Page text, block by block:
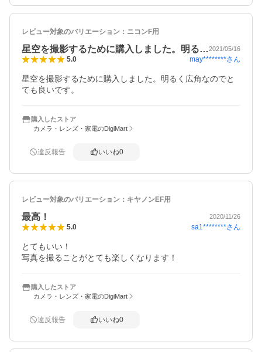
レビュー対象のバリエーション： ニコンF用
星空を撮影するために購入しました。明る…2021/05/16
5.0 may********さん
星空を撮影するために購入しました。明るく広角なのでと
ても良いです。
購入したストア
カメラ・レンズ・家電のDigiMart
違反報告 いいね0
レビュー対象のバリエーション： キヤノンEF用
最高！ 2020/11/26
5.0 sa1********さん
とてもいい！
写真を撮ることがとても楽しくなります！
購入したストア
カメラ・レンズ・家電のDigiMart
違反報告 いいね0